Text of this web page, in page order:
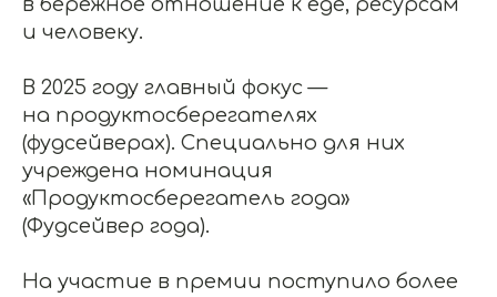
в бережное отношение к еде, ресурсам
и человеку.
В 2025 году главный фокус —
на продуктосберегателях
(фудсейверах). Специально для них
учреждена номинация
«Продуктосберегатель года»
(Фудсейвер года).
На участие в премии поступило более